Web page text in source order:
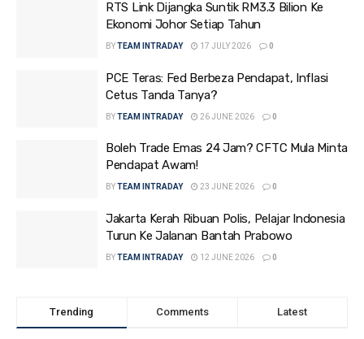
RTS Link Dijangka Suntik RM3.3 Bilion Ke
Ekonomi Johor Setiap Tahun
BY TEAM INTRADAY 17 JULY 2026 0
PCE Teras: Fed Berbeza Pendapat, Inflasi
Cetus Tanda Tanya?
BYTEAM INTRADAY 26 JUNE 2026 0
Boleh Trade Emas 24 Jam? CFTC Mula Minta
Pendapat Awam!
BY TEAM INTRADAY 23 JUNE 2026 0
Jakarta Kerah Ribuan Polis, Pelajar Indonesia
Turun Ke Jalanan Bantah Prabowo
BYTEAM INTRADAY 12 JUNE 2026 0
Trending Comments Latest